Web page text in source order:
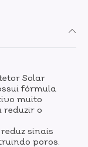
Solar
fórmula
muito
reduzir o
sinais
poros.